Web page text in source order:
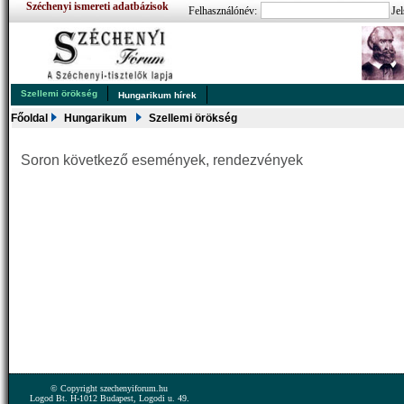
Széchenyi ismereti adatbázisok Felhasználónév:
Szellemi örökség Hungarikum hírek
Főoldal Hungarikum Szellemi örökség
Soron következő események, rendezvények
© Copyright szechenyiforum.hu
Logod Bt. H-1012 Budapest, Logodi u. 49.